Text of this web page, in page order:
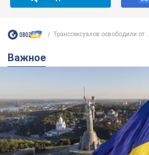
Транссексуалов освободили от...
Важное